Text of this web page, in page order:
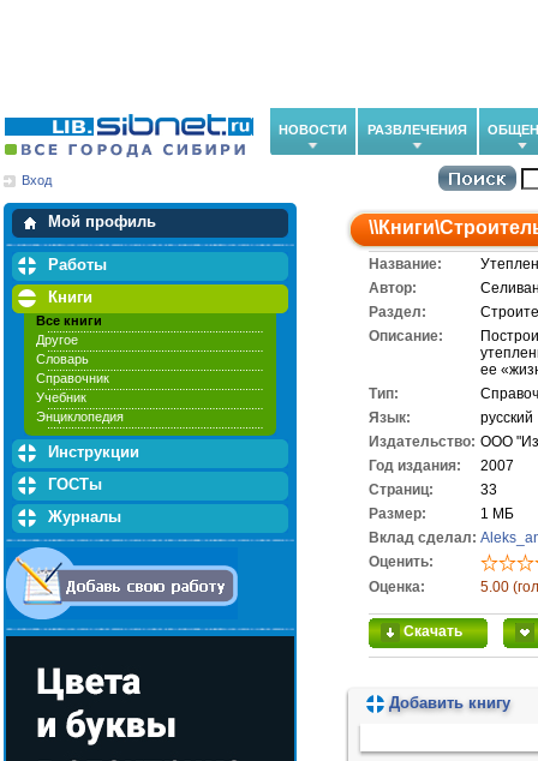
НОВОСТИ РАЗВЛЕЧЕНИЯ
Вход
Мой профиль
Мои закладки
Работы
Книги
Все книги
Другое
Словарь
Справочник
Учебник
Энциклопедия
Инструкции
ГОСТы
Журналы
\\Книги\
Название:
Автор:
Раздел:
Описание:
ее
Тип:
Язык:
русский
Издательство: ООО
Год издания:
2007
Cтраниц:
33
Размер:
1 МБ
Вклад сделал:
Оценить:
Оценка:
5.00
Скачать
Добавить книгу